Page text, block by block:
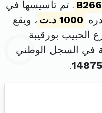
. تم تأسيسها في
1000 د.ت
، ويقع
في ع 73 شارع الحبيب بورقيبة
في السجل الوطني
.